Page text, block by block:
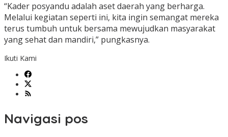
“Kader posyandu adalah aset daerah yang berharga.
Melalui kegiatan seperti ini, kita ingin semangat mereka
terus tumbuh untuk bersama mewujudkan masyarakat
yang sehat dan mandiri,” pungkasnya.
Ikuti Kami
Navigasi pos